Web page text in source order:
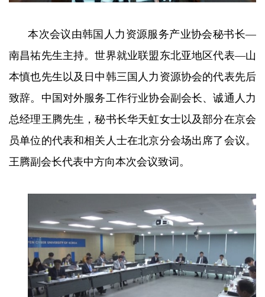
本次会议由韩国人力资源服务产业协会秘书长—
南昌祐先生主持。世界就业联盟东北亚地区代表—山
本慎也先生以及日中韩三国人力资源协会的代表先后
致辞。中国对外服务工作行业协会副会长、诚通人力
总经理王腾先生，秘书长华天虹女士以及部分在京会
员单位的代表和相关人士在北京分会场出席了会议。
王腾副会长代表中方向本次会议致词。